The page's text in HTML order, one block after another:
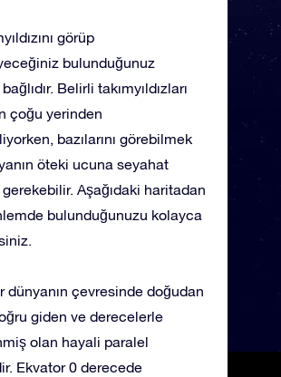
görüp
bulunduğunuz
Belirli takımyıldızları
çoğu yerinden
bazılarını görebilmek
öteki ucuna seyahat
Aşağıdaki haritadan
bulunduğunuzu kolayca
dünyanın çevresinde doğudan
giden ve derecelerle
olan hayali paralel
Ekvator 0 derecede